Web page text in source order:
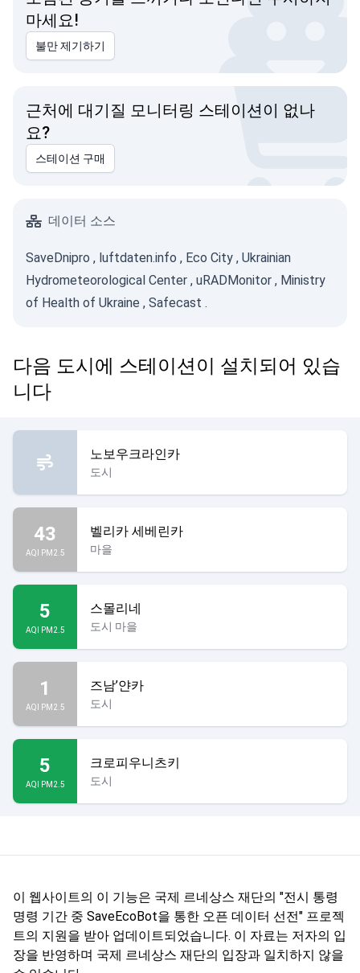
마세요!
불만 제기하기
근처에 대기질 모니터링 스테이션이 없나
요?
스테이션 구매
데이터 소스
SaveDnipro , luftdaten.info , Eco City , Ukrainian
Hydrometeorological Center , uRADMonitor , Ministry
of Health of Ukraine , Safecast .
다음 도시에 스테이션이 설치되어 있습
니다
노보우크라인카
도시
43
AQI PM2.5
벨리카 세베린카
마을
5
AQI PM2.5
스몰리네
도시 마을
1
AQI PM2.5
즈남’얀카
도시
5
AQI PM2.5
크로피우니츠키
도시
이 웹사이트의 이 기능은 국제 르네상스 재단의 "전시 통령
명령 기간 중 SaveEcoBot을 통한 오픈 데이터 선전" 프로젝
트의 지원을 받아 업데이트되었습니다. 이 자료는 저자의 입
장을 반영하며 국제 르네상스 재단의 입장과 일치하지 않을